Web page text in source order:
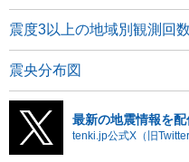
震度3以上の地域別観測回数
震央分布図
最新の地震情報を配
tenki.jp公式X（旧